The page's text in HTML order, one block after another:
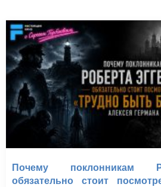
Почему поклонникам
обязательно стоит